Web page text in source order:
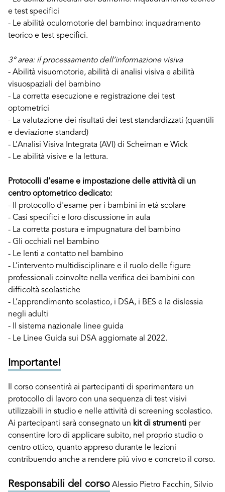
e test specifici
- Le abilità oculomotorie del bambino: inquadramento
teorico e test specifici.
3° area: il processamento dell’informazione visiva
- Abilità visuomotorie, abilità di analisi visiva e abilità
visuospaziali del bambino
- La corretta esecuzione e registrazione dei test
optometrici
- La valutazione dei risultati dei test standardizzati (quantili
e deviazione standard)
- L’Analisi Visiva Integrata (AVI) di Scheiman e Wick
- Le abilità visive e la lettura.
Protocolli d’esame e impostazione delle attività di un
centro optometrico dedicato:
- Il protocollo d'esame per i bambini in età scolare
- Casi specifici e loro discussione in aula
- La corretta postura e impugnatura del bambino
- Gli occhiali nel bambino
- Le lenti a contatto nel bambino
- L’intervento multidisciplinare e il ruolo delle figure
professionali coinvolte nella verifica dei bambini con
difficoltà scolastiche
- L’apprendimento scolastico, i DSA, i BES e la dislessia
negli adulti
- Il sistema nazionale linee guida
- Le Linee Guida sui DSA aggiornate al 2022.
Importante!
Il corso consentirà ai partecipanti di sperimentare un
protocollo di lavoro con una sequenza di test visivi
utilizzabili in studio e nelle attività di screening scolastico.
Ai partecipanti sarà consegnato un kit di strumenti per
consentire loro di applicare subito, nel proprio studio o
centro ottico, quanto appreso durante le lezioni
contribuendo anche a rendere più vivo e concreto il corso.
Responsabili del corso Alessio Pietro Facchin, Silvio